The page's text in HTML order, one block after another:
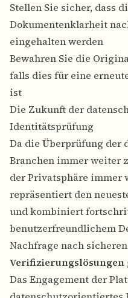
Stellen Sie sicher, dass
Dokumentenklarheit
eingehalten werden
Bewahren Sie die
falls dies für eine
ist
Die Zukunft der
Identitätsprüfung
Da die Überprüfung
Branchen immer weiter
der Privatsphäre immer
repräsentiert den
und kombiniert
benutzerfreundlichem
Nachfrage nach sicheren
Verifizierungslösungen
Das Engagement der